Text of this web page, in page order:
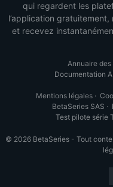
qui regardent les
l’application
et recevez
Annuaire des
Documentation
Mentions légales ·
BetaSeries SAS ·
Test pilote série
© 2026 BetaSeries - Tout